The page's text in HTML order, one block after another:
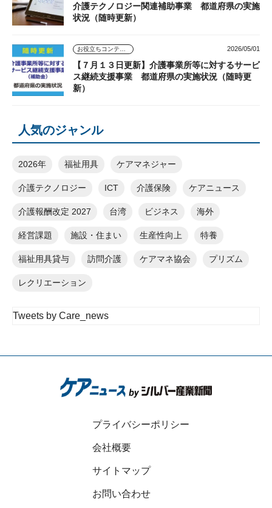
介護テクノロジー関連補助事業 都道府県の実施
状況（随時更新）
2026/05/01
【７月１３日更新】介護事業所等に対するサービ
ス継続支援事業 都道府県の実施状況（随時更
新）
人気のジャンル
2026年 福祉用具 ケアマネジャー
介護テクノロジー ICT 介護保険 ケアニュース
介護報酬改定 2027 台湾 ビジネス 海外
経営課題 施設・住まい 生産性向上 特養
福祉用具貸与 訪問介護 ケアマネ協会 プリズム
レクリエーション
Tweets by Care_news
プライバシーポリシー
会社概要
サイトマップ
お問い合わせ